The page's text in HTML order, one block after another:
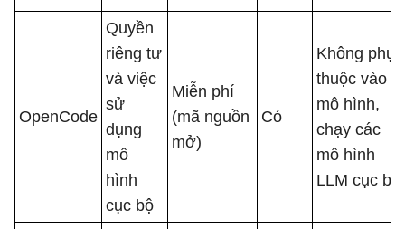
OpenCode
Quyền
riêng tư
và việc
sử
dụng
mô
hình
cục bộ
Miễn phí
(mã nguồn
mở)
Có
Không phụ
thuộc vào
mô hình,
chạy các
mô hình
LLM cục bộ